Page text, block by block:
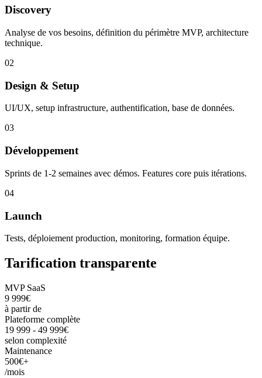
Discovery
Analyse de vos besoins, définition du périmètre MVP, architecture
technique.
02
Design & Setup
UI/UX, setup infrastructure, authentification, base de données.
03
Développement
Sprints de 1-2 semaines avec démos. Features core puis itérations.
04
Launch
Tests, déploiement production, monitoring, formation équipe.
Tarification transparente
MVP SaaS
9 999€
à partir de
Plateforme complète
19 999 - 49 999€
selon complexité
Maintenance
500€+
/mois